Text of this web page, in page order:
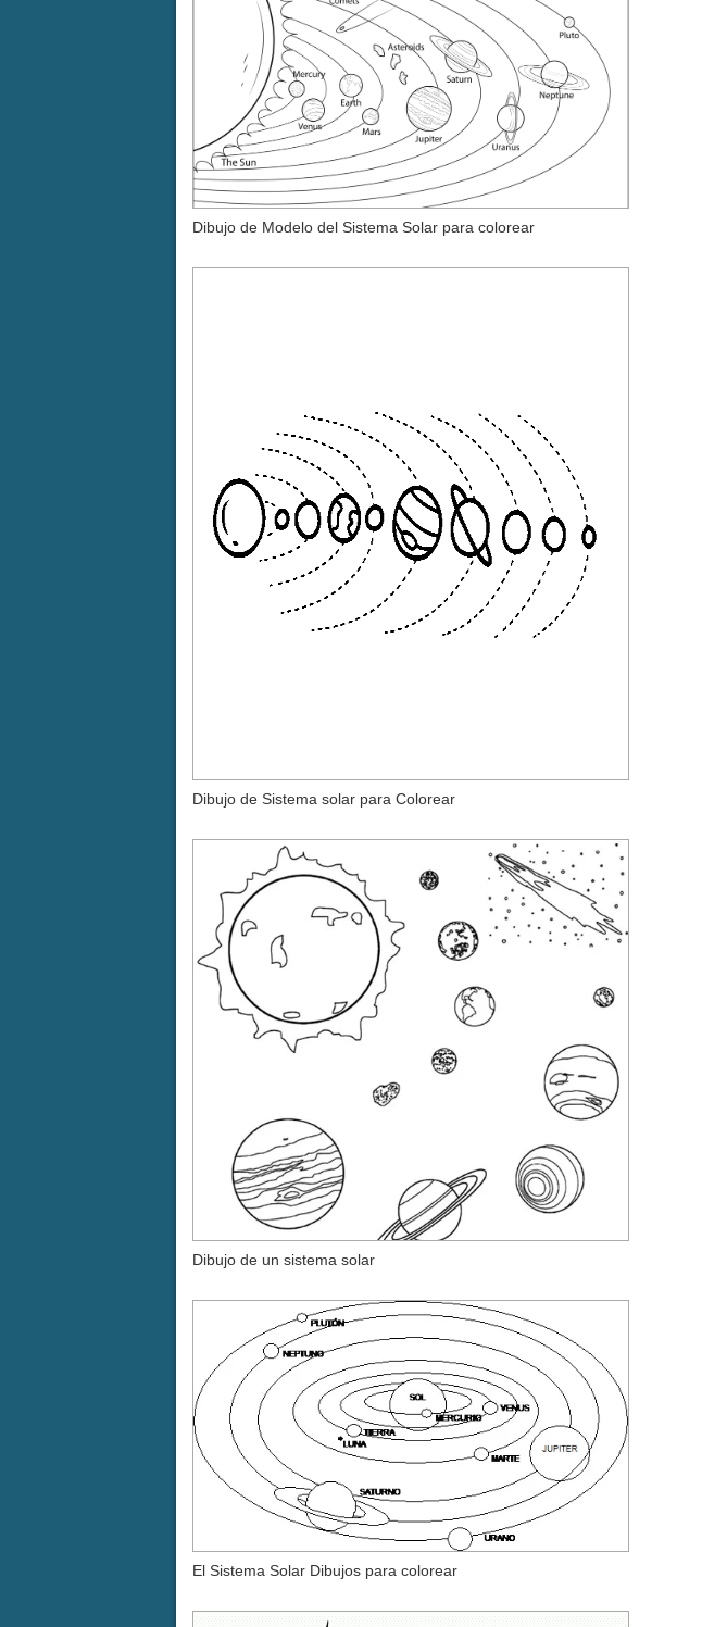
Dibujo de Modelo del Sistema Solar para colorear
Dibujo de Sistema solar para Colorear
Dibujo de un sistema solar
El Sistema Solar Dibujos para colorear